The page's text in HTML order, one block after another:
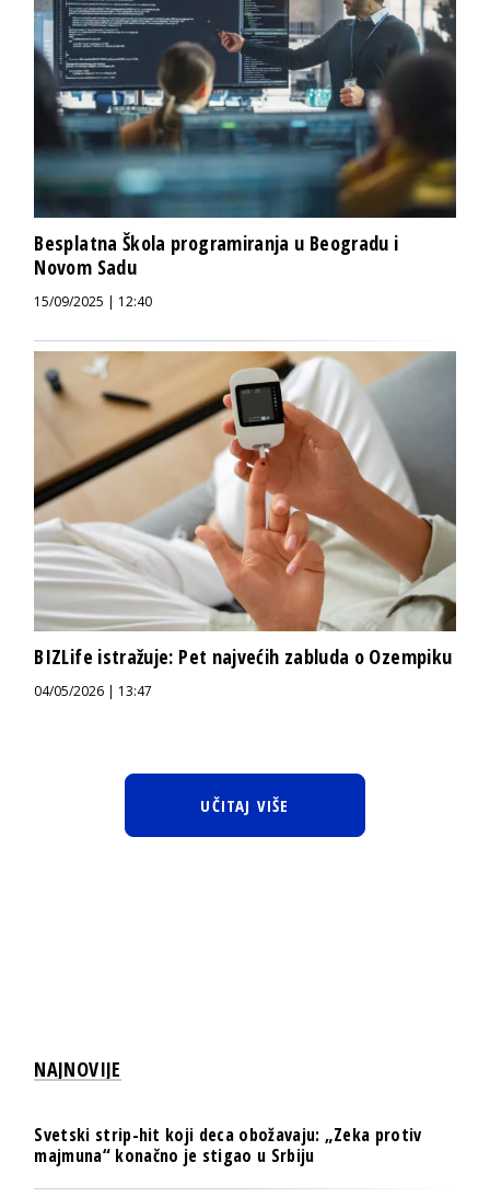
Besplatna Škola programiranja u Beogradu i
Novom Sadu
15/09/2025 | 12:40
BIZLife istražuje: Pet najvećih zabluda o Ozempiku
04/05/2026 | 13:47
UČITAJ VIŠE
NAJNOVIJE
Svetski strip-hit koji deca obožavaju: „Zeka protiv
majmuna“ konačno je stigao u Srbiju